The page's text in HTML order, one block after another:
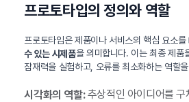
프로토타입의 정의와 역할
프로토타입은 제품이나 서비스의 핵심 요소를
수 있는 시제품을 의미합니다. 이는 최종 제품
잠재력을 실험하고, 오류를 최소화하는 역할
시각화의 역할:추상적인 아이디어를 구